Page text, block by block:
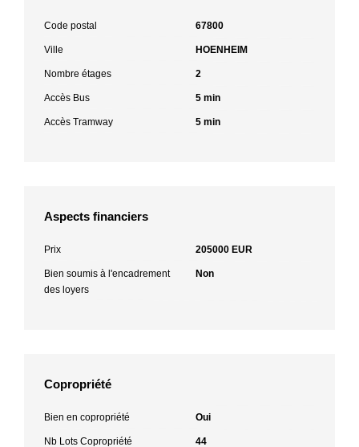
Code postal 67800
Ville HOENHEIM
Nombre étages 2
Accès Bus 5 min
Accès Tramway 5 min
Aspects financiers
Prix 205000 EUR
Bien soumis à l'encadrement
des loyers
Non
Copropriété
Bien en copropriété Oui
Nb Lots Copropriété 44